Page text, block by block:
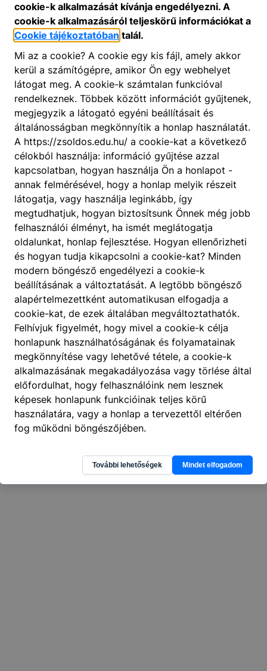
404 A keresett oldal nem található.
cookie-k alkalmazását kívánja engedélyezni. A
cookie-k alkalmazásáról teljeskörű információkat a
Cookie tájékoztatóban talál.
Mi az a cookie? A cookie egy kis fájl, amely akkor
kerül a számítógépre, amikor Ön egy webhelyet
látogat meg. A cookie-k számtalan funkcióval
rendelkeznek. Többek között információt gyűjtenek,
megjegyzik a látogató egyéni beállításait és
általánosságban megkönnyítik a honlap használatát.
A https://zsoldos.edu.hu/ a cookie-kat a következő
célokból használja: információ gyűjtése azzal
kapcsolatban, hogyan használja Ön a honlapot -
annak felmérésével, hogy a honlap melyik részeit
látogatja, vagy használja leginkább, így
megtudhatjuk, hogyan biztosítsunk Önnek még jobb
felhasználói élményt, ha ismét meglátogatja
oldalunkat, honlap fejlesztése. Hogyan ellenőrizheti
és hogyan tudja kikapcsolni a cookie-kat? Minden
modern böngésző engedélyezi a cookie-k
beállításának a változtatását. A legtöbb böngésző
alapértelmezettként automatikusan elfogadja a
cookie-kat, de ezek általában megváltoztathatók.
Felhívjuk figyelmét, hogy mivel a cookie-k célja
honlapunk használhatóságának és folyamatainak
megkönnyítése vagy lehetővé tétele, a cookie-k
alkalmazásának megakadályozása vagy törlése által
előfordulhat, hogy felhasználóink nem lesznek
képesek honlapunk funkcióinak teljes körű
használatára, vagy a honlap a tervezettől eltérően
fog működni böngészőjében.
További lehetőségek Mindet elfogadom